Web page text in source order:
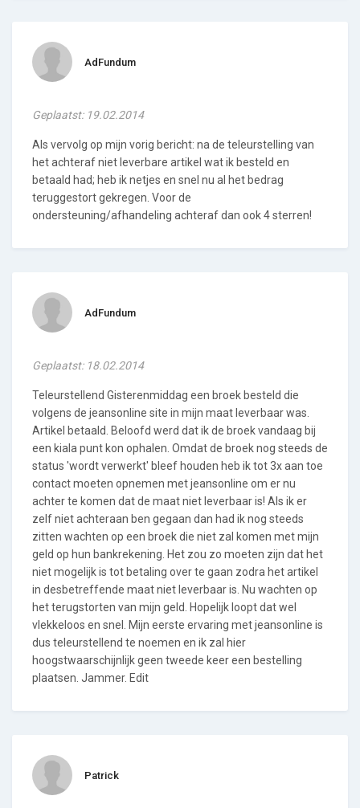
AdFundum
Geplaatst: 19.02.2014
Als vervolg op mijn vorig bericht: na de teleurstelling van
het achteraf niet leverbare artikel wat ik besteld en
betaald had; heb ik netjes en snel nu al het bedrag
teruggestort gekregen. Voor de
ondersteuning/afhandeling achteraf dan ook 4 sterren!
AdFundum
Geplaatst: 18.02.2014
Teleurstellend Gisterenmiddag een broek besteld die
volgens de jeansonline site in mijn maat leverbaar was.
Artikel betaald. Beloofd werd dat ik de broek vandaag bij
een kiala punt kon ophalen. Omdat de broek nog steeds de
status 'wordt verwerkt' bleef houden heb ik tot 3x aan toe
contact moeten opnemen met jeansonline om er nu
achter te komen dat de maat niet leverbaar is! Als ik er
zelf niet achteraan ben gegaan dan had ik nog steeds
zitten wachten op een broek die niet zal komen met mijn
geld op hun bankrekening. Het zou zo moeten zijn dat het
niet mogelijk is tot betaling over te gaan zodra het artikel
in desbetreffende maat niet leverbaar is. Nu wachten op
het terugstorten van mijn geld. Hopelijk loopt dat wel
vlekkeloos en snel. Mijn eerste ervaring met jeansonline is
dus teleurstellend te noemen en ik zal hier
hoogstwaarschijnlijk geen tweede keer een bestelling
plaatsen. Jammer. Edit
Patrick